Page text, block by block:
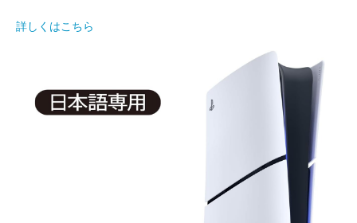
詳しくはこちら